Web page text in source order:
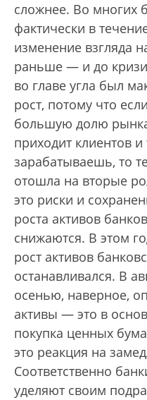
сложнее. Во многих
фактически в
изменение взгляда
раньше — и до
во главе угла был
рост, потому что
большую долю
приходит клиентов
зарабатываешь, то
отошла на вторые
это риски и
роста активов
снижаются. В этом
рост активов
останавливался. В
осенью, наверное,
активы — это в
покупка ценных
это реакция на
Соответственно
уделяют своим